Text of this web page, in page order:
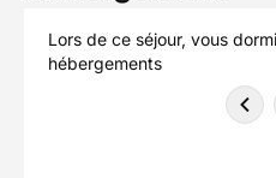
Lors de ce séjour, vous
hébergements